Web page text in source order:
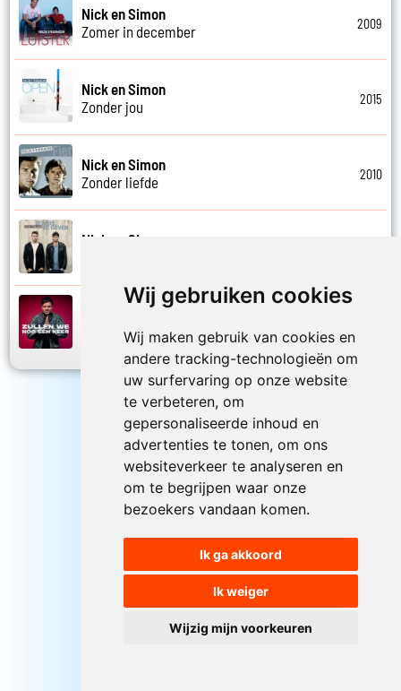
Wij gebruiken cookies
Wij maken gebruik van cookies en
andere tracking-technologieën om
uw surfervaring op onze website
te verbeteren, om
gepersonaliseerde inhoud en
advertenties te tonen, om ons
websiteverkeer te analyseren en
om te begrijpen waar onze
bezoekers vandaan komen.
Ik ga akkoord
Ik weiger
Wijzig mijn voorkeuren
Nick en Simon
Zomer in december
2009
Nick en Simon
Zonder jou
2015
Nick en Simon
Zonder liefde
2010
Nick en Simon
Zullen we nog een keer